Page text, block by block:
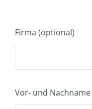
Drohnenförderung
Referenzen
Firma (optional)
Vor- und Nachname